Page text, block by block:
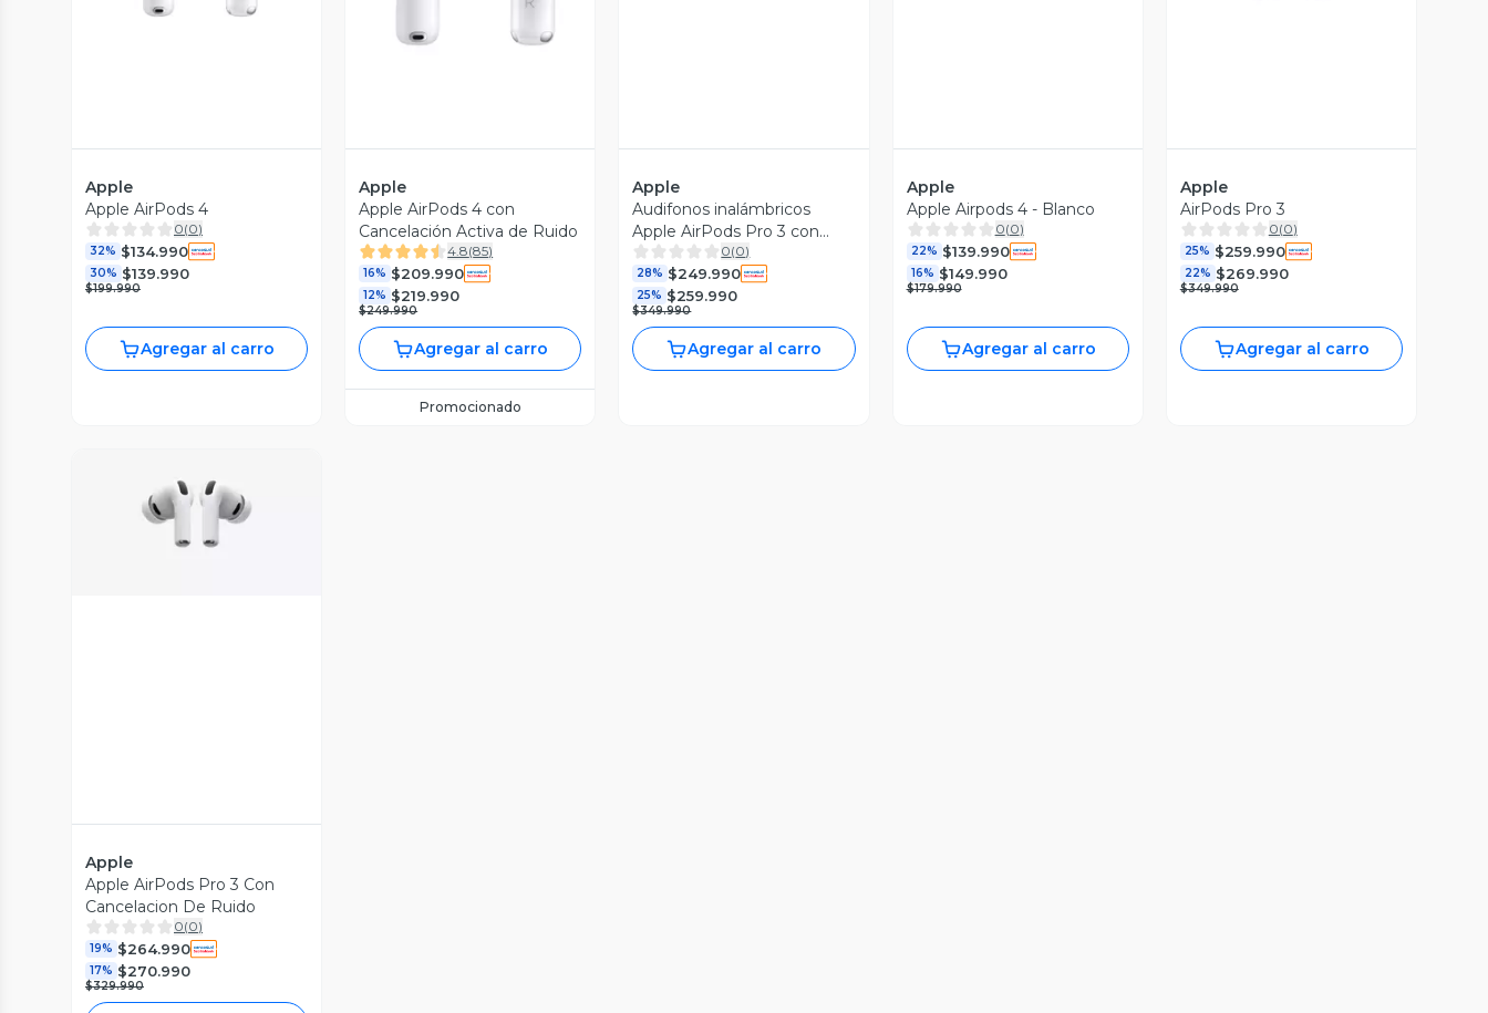
Apple
Apple AirPods 4
0(0)
32% $134.990
30% $139.990
$199.990
Agregar al carro
Apple
Apple AirPods 4 con
Cancelación Activa de Ruido
4.8(85)
16% $209.990
12% $219.990
$249.990
Agregar al carro
Promocionado
Apple
Audifonos inalámbricos
Apple AirPods Pro 3 con
cancelación activa de ruido
blanco
0(0)
28% $249.990
25% $259.990
$349.990
Agregar al carro
Apple
Apple Airpods 4 - Blanco
0(0)
22% $139.990
16% $149.990
$179.990
Agregar al carro
Apple
AirPods Pro 3
0(0)
25% $259.990
22% $269.990
$349.990
Agregar al carro
Vista Previa
Apple
Apple AirPods Pro 3 Con
Cancelacion De Ruido
0(0)
19% $264.990
17% $270.990
$329.990